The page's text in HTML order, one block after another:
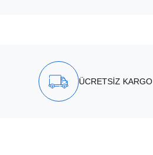
ÜCRETSİZ KARGO